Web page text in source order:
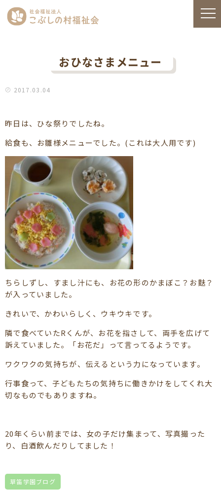
おひなさまメニュー
2017.03.04
昨日は、ひな祭りでしたね。
給食も、お雛様メニューでした。(これは大人用です)
ちらしずし、すまし汁にも、お花の形のかまぼこ？お麩？
が入っていました。
きれいで、かわいらしく、ウキウキです。
隣で食べていたRくんが、お花を指さして、両手を広げて
訴えていました。「お花だ」って言ってるようです。
ワクワクの気持ちが、伝えるという力になっています。
行事食って、子どもたちの気持ちに働きかけをしてくれ大
切なものでもありますね。
20年くらい前までは、女の子だけ集まって、写真撮った
り、白酒飲んだりしてました！
草笛学園ブログ